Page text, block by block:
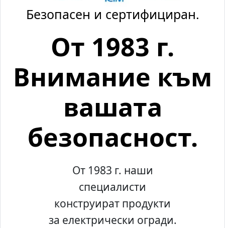
Безопасен и сертифициран.
От 1983 г.
Внимание към
вашата
безопасност.
От 1983 г. наши
специалисти
конструират продукти
за електрически огради.